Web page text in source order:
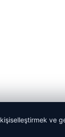
ve